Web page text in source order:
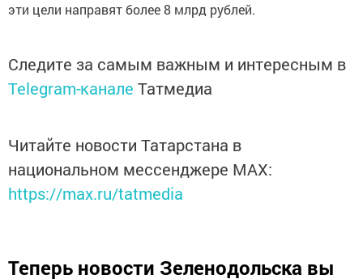
эти цели направят более 8 млрд рублей.
Следите за самым важным и интересным в
Telegram-канале Татмедиа
Читайте новости Татарстана в
национальном мессенджере MАХ:
https://max.ru/tatmedia
Теперь новости Зеленодольска вы